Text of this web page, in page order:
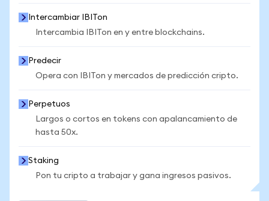
Intercambiar IBITon
Intercambia IBITon en y entre blockchains.
Predecir
Opera con IBITon y mercados de predicción cripto.
Perpetuos
Largos o cortos en tokens con apalancamiento de
hasta 50x.
Staking
Pon tu cripto a trabajar y gana ingresos pasivos.